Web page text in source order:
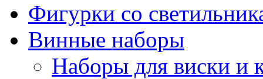
Фигурки со
Винные наборы
Наборы для виски и